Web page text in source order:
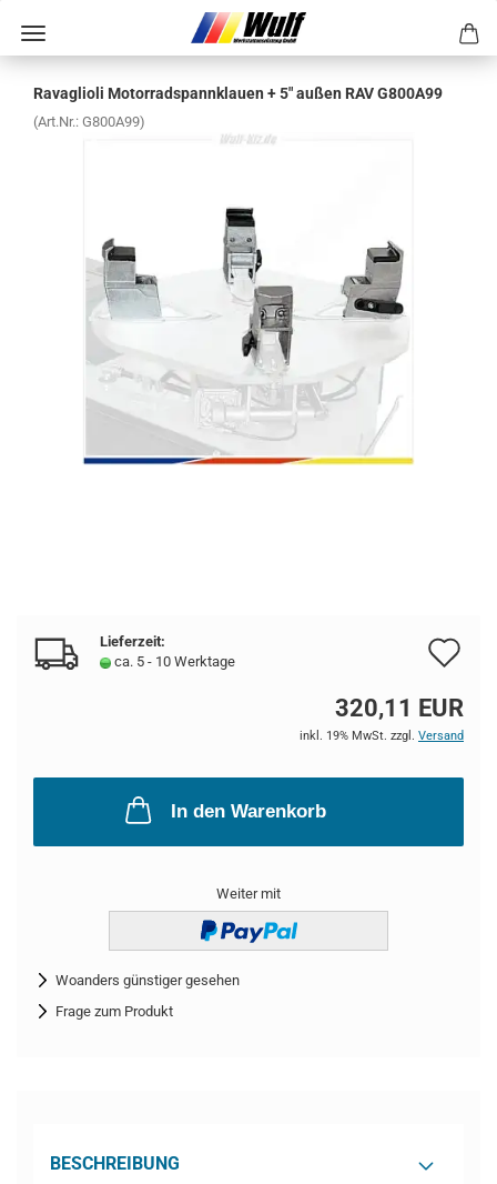
Ra­vaglio­li Mo­tor­rad­spann­klau­en + 5" außen RAV G800A99
(Art.Nr.: G800A99)
Lieferzeit:
ca. 5 - 10 Werktage
320,11 EUR
inkl. 19% MwSt. zzgl. Versand
In den Warenkorb
Weiter mit
Woanders günstiger gesehen
Frage zum Produkt
BESCHREIBUNG